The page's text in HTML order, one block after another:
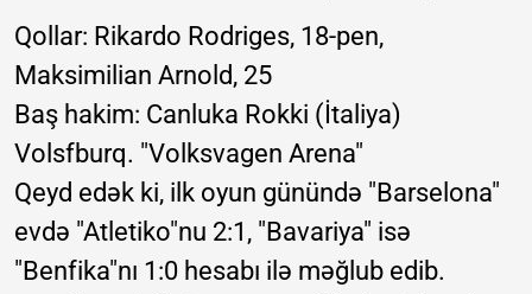
Qollar: Rikardo Rodriges, 18-pen,
Maksimilian Arnold, 25
Baş hakim: Canluka Rokki (İtaliya)
Volsfburq. "Volksvagen Arena"
Qeyd edək ki, ilk oyun günündə "Barselona"
evdə "Atletiko"nu 2:1, "Bavariya" isə
"Benfika"nı 1:0 hesabı ilə məğlub edib.